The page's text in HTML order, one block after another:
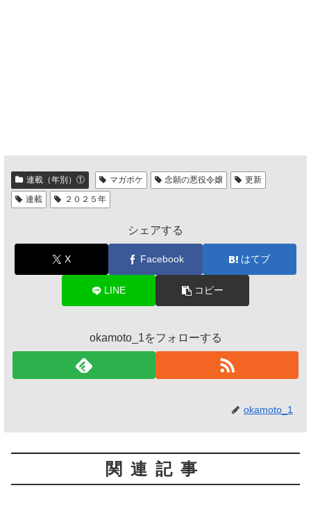
連載（年別）① マガポケ 念願の悪役令嬢
更新
連載
２０２５年
シェアする
X Facebook はてブ
LINE コピー
okamoto_1をフォローする
okamoto_1
関連記事